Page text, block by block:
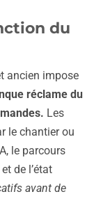
du
ancien impose
réclame du
Les
le chantier ou
le parcours
de l’état
avant de